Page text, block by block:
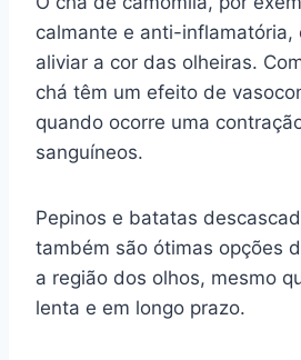
calmante e anti-inflamatória,
aliviar a cor das olheiras.
chá têm um efeito de
quando ocorre uma
sanguíneos.
Pepinos e batatas
também são ótimas opções
a região dos olhos, mesmo
lenta e em longo prazo.